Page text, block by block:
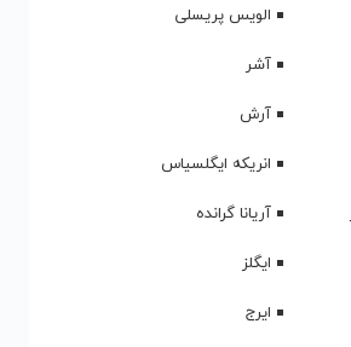
الویس پریسلی
آشر
آرش
انریکه ایگلسیاس
آریانا گرانده
ایگلز
ایرج